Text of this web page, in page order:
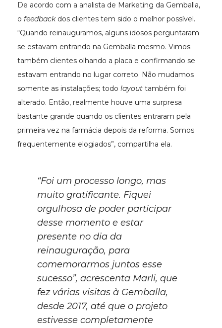
De acordo com a analista de Marketing da Gemballa,
o feedbackdos clientes tem sido o melhor possível.
“Quando reinauguramos, alguns idosos perguntaram
se estavam entrando na Gemballa mesmo. Vimos
também clientes olhando a placa e confirmando se
estavam entrando no lugar correto. Não mudamos
somente as instalações; todo layout também foi
alterado. Então, realmente houve uma surpresa
bastante grande quando os clientes entraram pela
primeira vez na farmácia depois da reforma. Somos
frequentemente elogiados”, compartilha ela.
“Foi um processo longo, mas
muito gratificante. Fiquei
orgulhosa de poder participar
desse momento e estar
presente no dia da
reinauguração, para
comemorarmos juntos esse
sucesso”, acrescenta Marli, que
fez várias visitas à Gemballa,
desde 2017, até que o projeto
estivesse completamente